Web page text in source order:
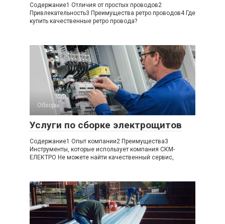
Содержание1 Отличия от простых проводов2
Привлекательность3 Преимущества ретро проводов4 Где
купить качественные ретро провода?
Обзоры
Услуги по сборке электрощитов
Содержание1 Опыт компании2 Преимущества3
Инструменты, которые использует компания СКМ-
ЕЛЕКТРО Не можете найти качественный сервис,